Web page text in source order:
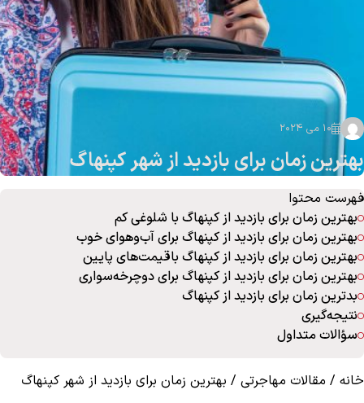
10 می 2024
بهترین زمان برای بازدید از شهر کپنهاگ
فهرست محتوا
بهترین زمان برای بازدید از کپنهاگ با شلوغی کم
بهترین زمان برای بازدید از کپنهاگ برای آب‌وهوای خوب
بهترین زمان برای بازدید از کپنهاگ باقیمت‌های پایین
بهترین زمان برای بازدید از کپنهاگ برای دوچرخه‌سواری
بدترین زمان برای بازدید از کپنهاگ
نتیجه‌گیری
سؤالات متداول
خانه / مقالات مهاجرتی / بهترین زمان برای بازدید از شهر کپنهاگ